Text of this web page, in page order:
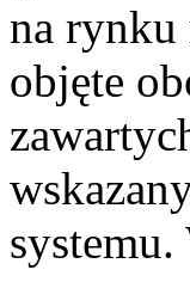
na rynku
objęte